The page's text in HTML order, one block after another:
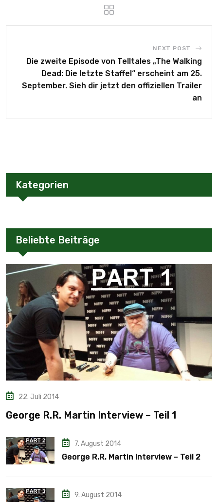
NEXT POST
Die zweite Episode von Telltales „The Walking
Dead: Die letzte Staffel“ erscheint am 25.
September. Sieh dir jetzt den offiziellen Trailer
an
Kategorien
Beliebte Beiträge
22. Juli 2014
George R.R. Martin Interview – Teil 1
7. August 2014
George R.R. Martin Interview – Teil 2
9. August 2014